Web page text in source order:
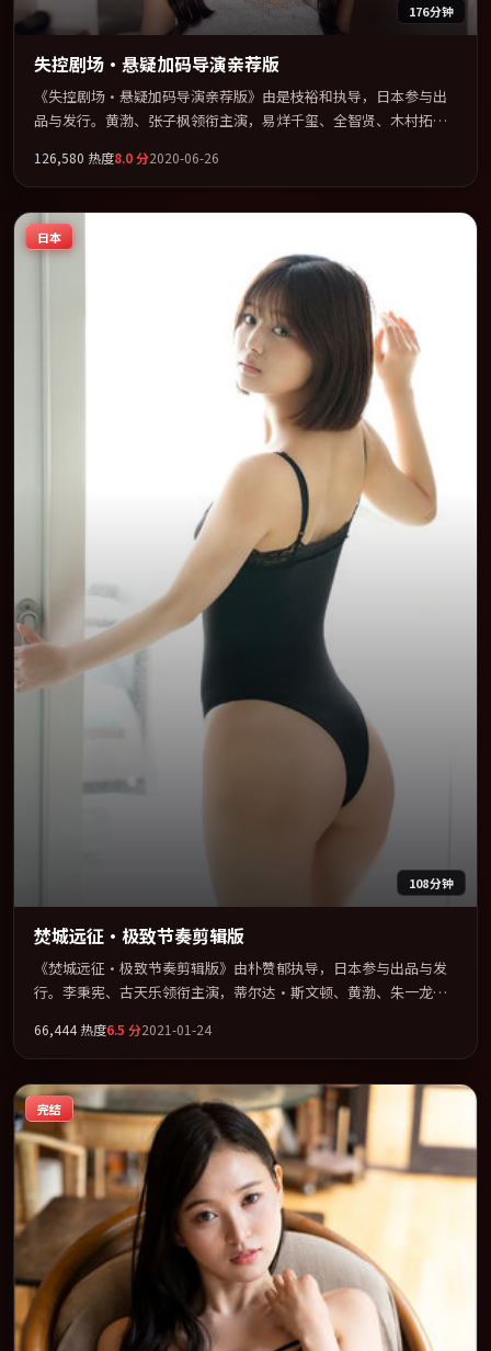
176分钟
失控剧场·悬疑加码导演亲荐版
《失控剧场·悬疑加码导演亲荐版》由是枝裕和执导，日本参与出
品与发行。黄渤、张子枫领衔主演，易烊千玺、全智贤、木村拓哉
「剧情」类型为骨架，在叙事、表演与视听上力求统一。定于
2020-10-01 在内地院线及主流平台同步亮相，2020 年度话题片中口
碑稳健，适合喜欢强情节与人物弧光的观众完整观看。
126,580 热度8.0分2020-06-26
日本
108分钟
焚城远征·极致节奏剪辑版
《焚城远征·极致节奏剪辑版》由朴赞郁执导，日本参与出品与发
行。李秉宪、古天乐领衔主演，蒂尔达·斯文顿、黄渤、朱一龙、
全片以「冒险」类型为骨架，在叙事、表演与视听上力求统一。定
于 2021-02-10 在内地院线及主流平台同步亮相，2021 年度话题片
中口碑稳健，适合喜欢强情节与人物弧光的观众完整观看。
66,444热度6.5 分2021-01-24
完结